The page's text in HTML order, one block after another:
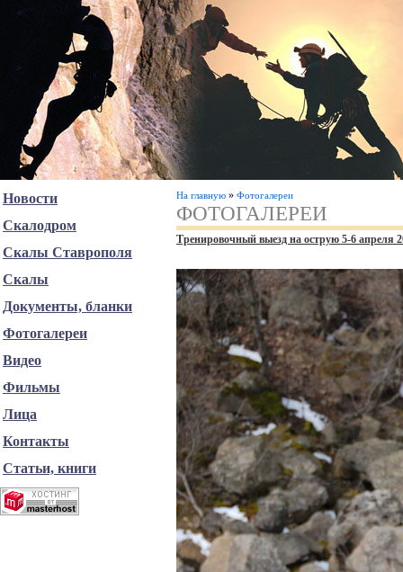
На главную » Фотогалереи
ФОТОГАЛЕРЕИ
Тренировочный выезд на острую 5-6 апреля
Новости
Скалодром
Скалы Ставрополя
Скалы
Документы, бланки
Фотогалереи
Видео
Фильмы
Лица
Контакты
Статьи, книги